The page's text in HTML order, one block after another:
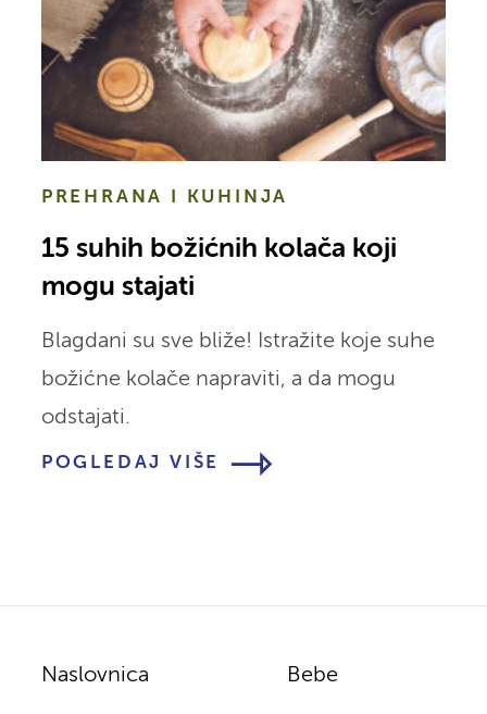
PREHRANA I KUHINJA
15 suhih božićnih kolača koji
mogu stajati
Blagdani su sve bliže! Istražite koje suhe
božićne kolače napraviti, a da mogu
odstajati.
POGLEDAJ VIŠE
Naslovnica Bebe